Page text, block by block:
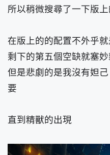
所以稍微搜尋了一下版
在版上的的配置不外乎
剩下的第五個空缺就塞
但是悲劇的是我沒有妲
要
直到精獸的出現